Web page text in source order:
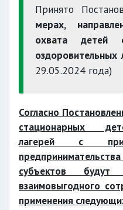
Принято
мерах,
охвата детей
оздоровительных
29.05.2024 года)
Согласно
стационарных
лагерей с
субъектов будут
взаимовыгодного
применения